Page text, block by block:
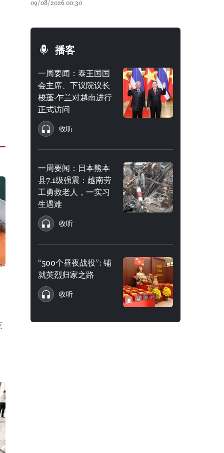
09/08/2026 00:30
播客
一周要闻：泰王国国
会主席、下议院议长
梭蓬·乍兰对越南进行
正式访问
收听
一周要闻：日本熊本
县7.1级强震：越南劳
工勇救老人，一实习
生遇难
收听
“500个昼夜战役”: 铺
就英烈归家之路
收听